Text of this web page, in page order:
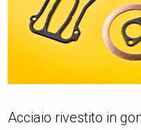
Acciaio rivestito in